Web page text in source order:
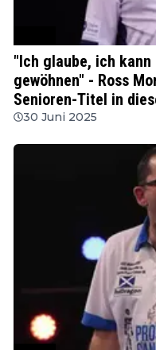
"Ich glaube, ich
gewöhnen" - Ross
Senioren-Titel in
30 Juni 2025